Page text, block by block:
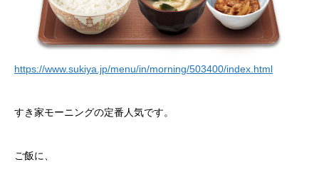
https://www.sukiya.jp/menu/in/morning/503400/index.html
すき家モーニングの定番人気です。
ご飯に、